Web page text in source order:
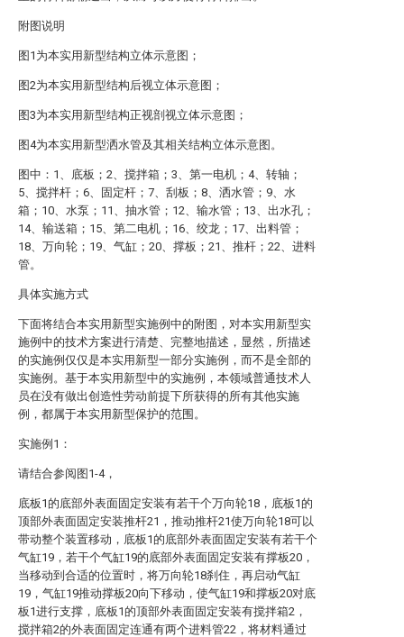
附图说明
图1为本实用新型结构立体示意图；
图2为本实用新型结构后视立体示意图；
图3为本实用新型结构正视剖视立体示意图；
图4为本实用新型洒水管及其相关结构立体示意图。
图中：1、底板；2、搅拌箱；3、第一电机；4、转轴；
5、搅拌杆；6、固定杆；7、刮板；8、洒水管；9、水
箱；10、水泵；11、抽水管；12、输水管；13、出水孔；
14、输送箱；15、第二电机；16、绞龙；17、出料管；
18、万向轮；19、气缸；20、撑板；21、推杆；22、进料
管。
具体实施方式
下面将结合本实用新型实施例中的附图，对本实用新型实
施例中的技术方案进行清楚、完整地描述，显然，所描述
的实施例仅仅是本实用新型一部分实施例，而不是全部的
实施例。基于本实用新型中的实施例，本领域普通技术人
员在没有做出创造性劳动前提下所获得的所有其他实施
例，都属于本实用新型保护的范围。
实施例1：
请结合参阅图1-4，
底板1的底部外表面固定安装有若干个万向轮18，底板1的
顶部外表面固定安装推杆21，推动推杆21使万向轮18可以
带动整个装置移动，底板1的底部外表面固定安装有若干个
气缸19，若干个气缸19的底部外表面固定安装有撑板20，
当移动到合适的位置时，将万向轮18刹住，再启动气缸
19，气缸19推动撑板20向下移动，使气缸19和撑板20对底
板1进行支撑，底板1的顶部外表面固定安装有搅拌箱2，
搅拌箱2的外表面固定连通有两个进料管22，将材料通过